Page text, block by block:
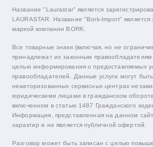
Название "Laurastar" является
LAURASTAR. Название "Bork-Import" является
маркой компании BORK.
Все товарные знаки (включая, но не
принадлежат их законным
целью информирования о предоставляемых
правообладателей. Данные услуги могут
неавторизованных сервисных центрах
юридическими лицами в гражданском
включенном в статью 1487 Гражданского
Информация, представленная на данном
характер и не является публичной офертой.
Разговор может быть записан с целью